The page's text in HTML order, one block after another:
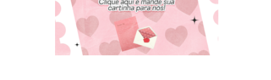
HIT!Fashion
HIT!Filmes